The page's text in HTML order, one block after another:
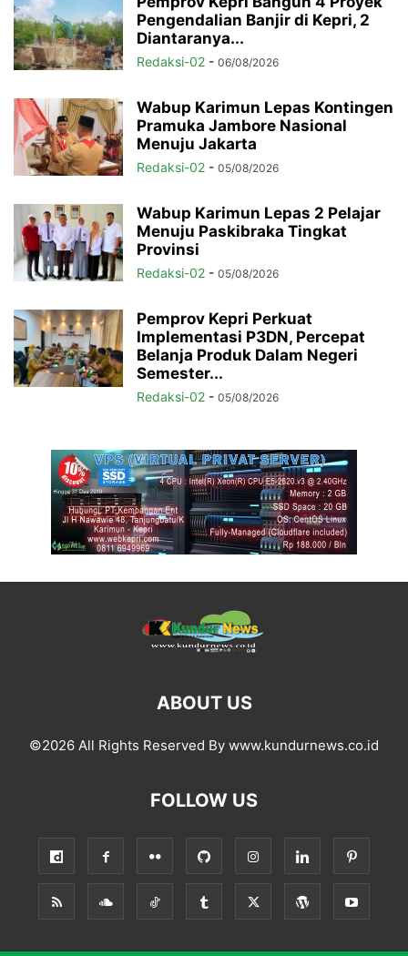
Pengendalian Banjir di Kepri, 2
Diantaranya...
Redaksi-02 - 06/08/2026
Wabup Karimun Lepas Kontingen
Pramuka Jambore Nasional
Menuju Jakarta
Redaksi-02 - 05/08/2026
Wabup Karimun Lepas 2 Pelajar
Menuju Paskibraka Tingkat
Provinsi
Redaksi-02 - 05/08/2026
Pemprov Kepri Perkuat
Implementasi P3DN, Percepat
Belanja Produk Dalam Negeri
Semester...
Redaksi-02 - 05/08/2026
ABOUT US
©2026 All Rights Reserved By www.kundurnews.co.id
FOLLOW US